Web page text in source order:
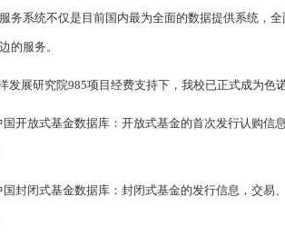
务系统不仅是目前国内最为全面的数据提供系统，
的服务。
展研究院985项目经费支持下，我校已正式成为色
放式基金数据库：开放式基金的首次发行认购信息
闭式基金数据库：封闭式基金的发行信息，交易、